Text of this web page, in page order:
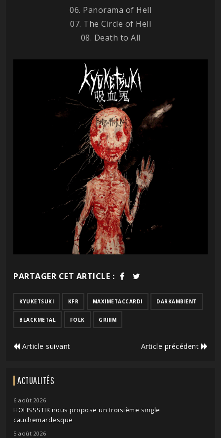
06. Panorama of Hell
07. The Circle of Hell
08. Death to All
PARTAGER CET ARTICLE :
KYUKETSUKI KFR MAXIMETACCARDI DARKAMBIENT
BLACKMETAL FOLK GRIIIM
Article suivant Article précédent
ACTUALITÉS
6 août 2026
HOLISSSTIK nous propose un troisième single
cauchemardesque
5 août 2026